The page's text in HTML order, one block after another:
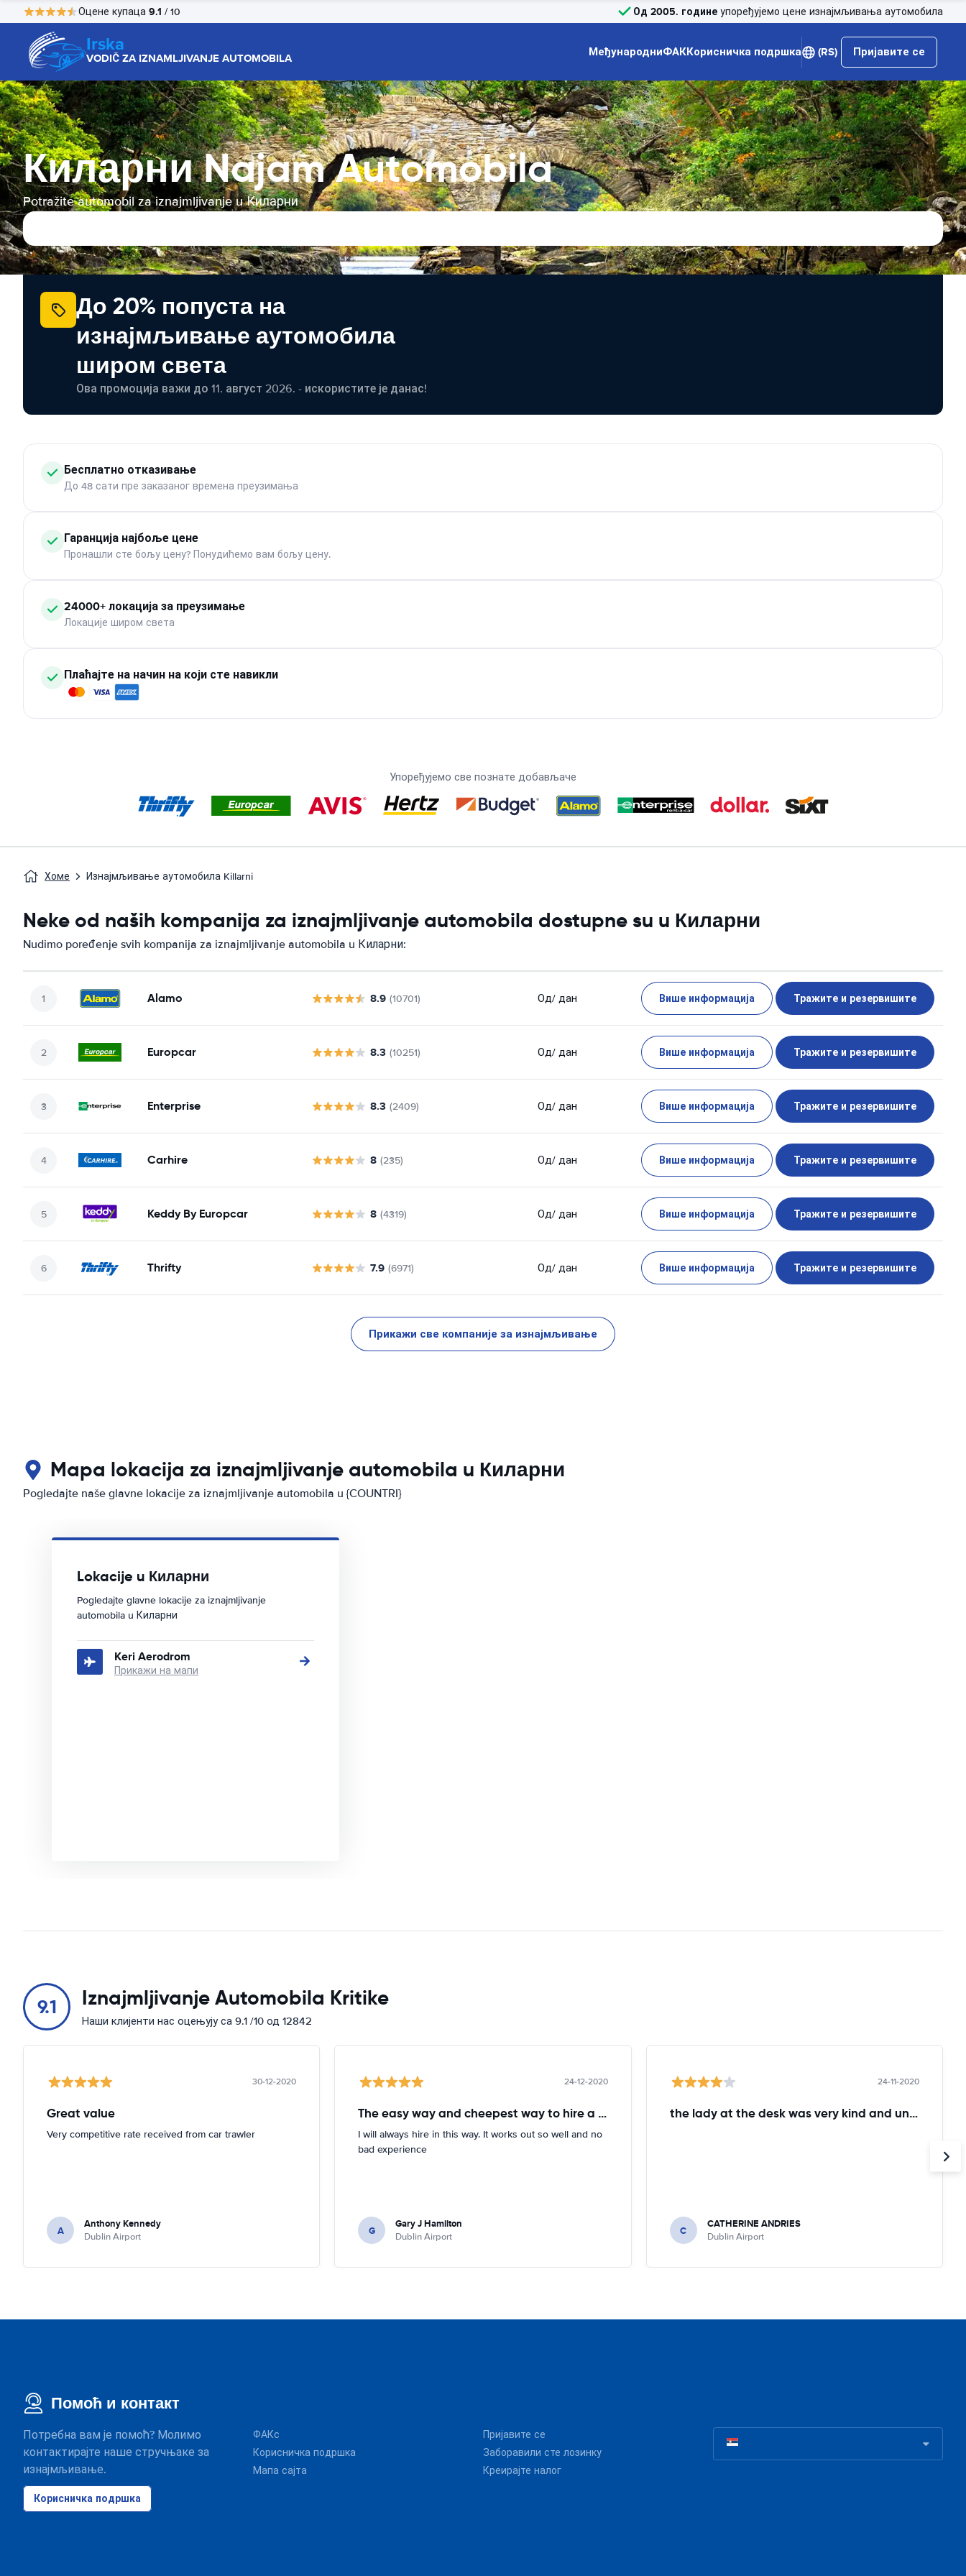
Оцене купаца 9.1 / 10 Од 2005. године упоређујемо цене изнајмљивања аутомобила
Irska
VODIČ ZA IZNAMLJIVANJE AUTOMOBILA МеђународниФАККорисничка подршка (RS) Пријавите се
Киларни Najam Automobila
Potražite automobil za iznajmljivanje u Киларни
До 20% попуста на
изнајмљивање аутомобила
широм света
Ова промоција важи до 11. август 2026. - искористите је данас!
Бесплатно отказивање
До 48 сати пре заказаног времена преузимања
Гаранција најбоље цене
Пронашли сте бољу цену? Понудићемо вам бољу цену.
24000+ локација за преузимање
Локације широм света
Плаћајте на начин на који сте навикли
Упоређујемо све познате добављаче
Хоме Изнајмљивање аутомобила Killarni
Neke od naših kompanija za iznajmljivanje automobila dostupne su u Киларни
Nudimo poređenje svih kompanija za iznajmljivanje automobila u Киларни:
Alamo 8.9 (10701) Од/ дан Више информација Тражите и резервишите
Europcar 8.3 (10251) Од/ дан Више информација Тражите и резервишите
Enterprise 8.3 (2409) Од/ дан Више информација Тражите и резервишите
Carhire 8 (235) Од/ дан Више информација Тражите и резервишите
Keddy By Europcar 8 (4319) Од/ дан Више информација Тражите и резервишите
Thrifty 7.9 (6971) Од/ дан Више информација Тражите и резервишите
Прикажи све компаније за изнајмљивање
Mapa lokacija za iznajmljivanje automobila u Киларни
Pogledajte naše glavne lokacije za iznajmljivanje automobila u {COUNTRI}
Lokacije u Киларни
Pogledajte glavne lokacije za iznajmljivanje
automobila u Киларни
Keri Aerodrom
Прикажи на мапи
9.1 Iznajmljivanje Automobila Kritike
Наши клијенти нас оцењују са 9.1 /10 од 12842
30-12-2020
Great value
Very competitive rate received from car trawler
A Anthony Kennedy
Dublin Airport
24-12-2020
The easy way and cheepest way to hire a car
I will always hire in this way. It works out so well and no
bad experience
G Gary J Hamilton
Dublin Airport
24-11-2020
the lady at the desk was very kind and understanding!
C CATHERINE ANDRIES
Dublin Airport
Помоћ и контакт
Потребна вам је помоћ? Молимо
контактирајте наше стручњаке за
изнајмљивање.
Корисничка подршка
ФАКс
Корисничка подршка
Мапа сајта
Пријавите се
Заборавили сте лозинку
Креирајте налог